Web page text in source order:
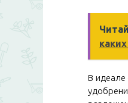
В